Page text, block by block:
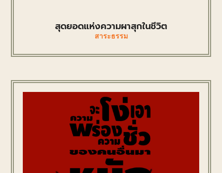
สุดยอดแห่งความผาสุกในชีวิต
สาระธรรม